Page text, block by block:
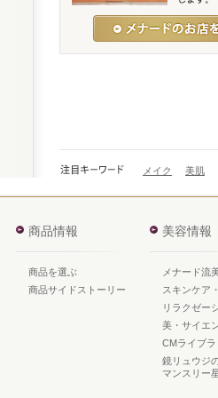
メイク 美肌
商品情報
商品を選ぶ
商品サイドストーリー
美容情報
メナード流
スキンケア
リラクゼー
美・サイエ
CMライブラ
鏡リュウジ
マンスリー